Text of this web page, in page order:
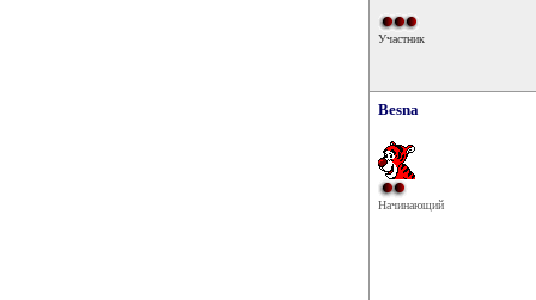
Участник
Besna
Начинающий